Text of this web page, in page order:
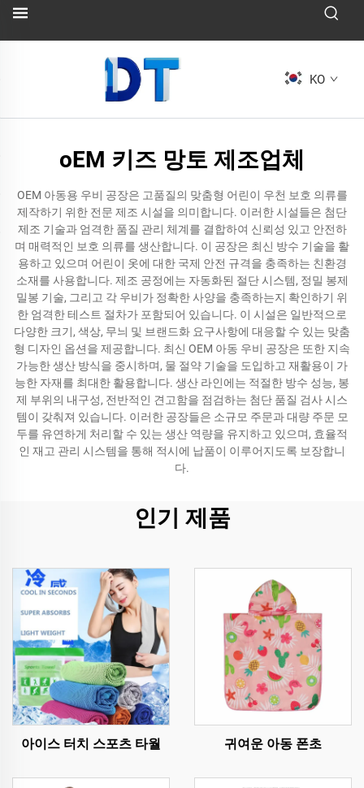
KO
oEM 키즈 망토 제조업체
OEM 아동용 우비 공장은 고품질의 맞춤형 어린이 우천 보호 의류를
제작하기 위한 전문 제조 시설을 의미합니다. 이러한 시설들은 첨단
제조 기술과 엄격한 품질 관리 체계를 결합하여 신뢰성 있고 안전하
며 매력적인 보호 의류를 생산합니다. 이 공장은 최신 방수 기술을 활
용하고 있으며 어린이 옷에 대한 국제 안전 규격을 충족하는 친환경
소재를 사용합니다. 제조 공정에는 자동화된 절단 시스템, 정밀 봉제
밀봉 기술, 그리고 각 우비가 정확한 사양을 충족하는지 확인하기 위
한 엄격한 테스트 절차가 포함되어 있습니다. 이 시설은 일반적으로
다양한 크기, 색상, 무늬 및 브랜드화 요구사항에 대응할 수 있는 맞춤
형 디자인 옵션을 제공합니다. 최신 OEM 아동 우비 공장은 또한 지속
가능한 생산 방식을 중시하며, 물 절약 기술을 도입하고 재활용이 가
능한 자재를 최대한 활용합니다. 생산 라인에는 적절한 방수 성능, 봉
제 부위의 내구성, 전반적인 견고함을 점검하는 첨단 품질 검사 시스
템이 갖춰져 있습니다. 이러한 공장들은 소규모 주문과 대량 주문 모
두를 유연하게 처리할 수 있는 생산 역량을 유지하고 있으며, 효율적
인 재고 관리 시스템을 통해 적시에 납품이 이루어지도록 보장합니
다.
인기 제품
아이스 터치 스포츠 타월 귀여운 아동 폰초